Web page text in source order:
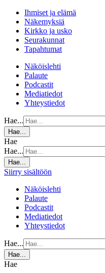
Ihmiset ja elämä
Näkemyksiä
Kirkko ja usko
Seurakunnat
Tapahtumat
Näköislehti
Palaute
Podcastit
Mediatiedot
Yhteystiedot
Hae...
Hae...
Hae
Hae...
Hae...
Siirry sisältöön
Näköislehti
Palaute
Podcastit
Mediatiedot
Yhteystiedot
Hae...
Hae...
Hae